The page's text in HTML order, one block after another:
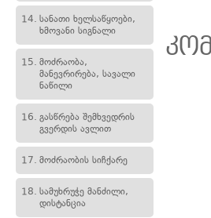
14. სანათი ხელსაწყოები,
ხმოვანი სიგნალი
15. მოძრაობა,
მანევრირება, სავალი
ნაწილი
16. გასწრება შემხვედრის
გვერდის ავლით
17. მოძრაობის სიჩქარე
18. სამუხრუჭე მანძილი,
დისტანცია